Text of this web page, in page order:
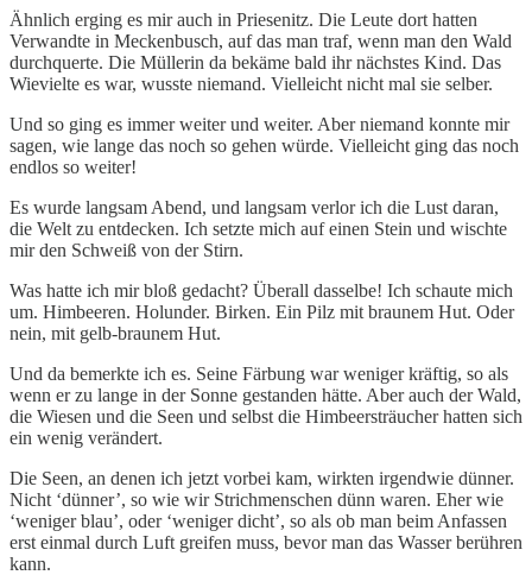
Ähnlich erging es mir auch in Priesenitz. Die Leute dort hatten
Verwandte in Meckenbusch, auf das man traf, wenn man den Wald
durchquerte. Die Müllerin da bekäme bald ihr nächstes Kind. Das
Wievielte es war, wusste niemand. Vielleicht nicht mal sie selber.
Und so ging es immer weiter und weiter. Aber niemand konnte mir
sagen, wie lange das noch so gehen würde. Vielleicht ging das noch
endlos so weiter!
Es wurde langsam Abend, und langsam verlor ich die Lust daran,
die Welt zu entdecken. Ich setzte mich auf einen Stein und wischte
mir den Schweiß von der Stirn.
Was hatte ich mir bloß gedacht? Überall dasselbe! Ich schaute mich
um. Himbeeren. Holunder. Birken. Ein Pilz mit braunem Hut. Oder
nein, mit gelb-braunem Hut.
Und da bemerkte ich es. Seine Färbung war weniger kräftig, so als
wenn er zu lange in der Sonne gestanden hätte. Aber auch der Wald,
die Wiesen und die Seen und selbst die Himbeersträucher hatten sich
ein wenig verändert.
Die Seen, an denen ich jetzt vorbei kam, wirkten irgendwie dünner.
Nicht ‘dünner’, so wie wir Strichmenschen dünn waren. Eher wie
‘weniger blau’, oder ‘weniger dicht’, so als ob man beim Anfassen
erst einmal durch Luft greifen muss, bevor man das Wasser berühren
kann.